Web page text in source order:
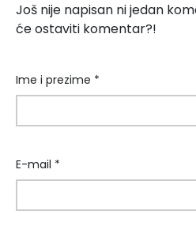
Još nije napisan ni jedan
će ostaviti komentar?!
Ime i prezime *
E-mail *